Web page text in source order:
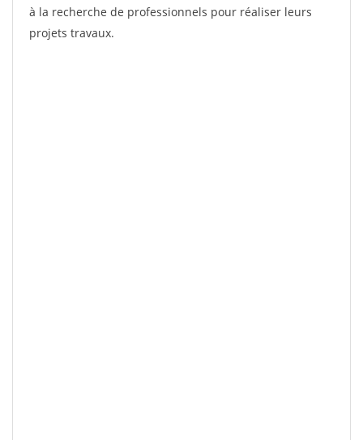
à la recherche de professionnels pour réaliser leurs
projets travaux.